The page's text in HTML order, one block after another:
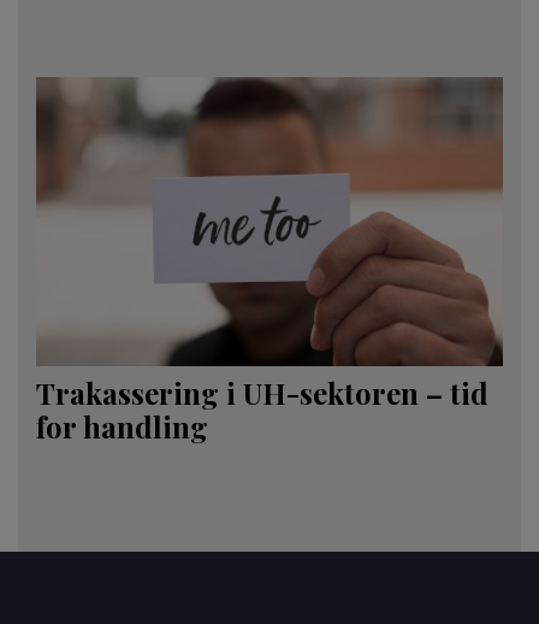
Trakassering i UH-sektoren – tid
for handling